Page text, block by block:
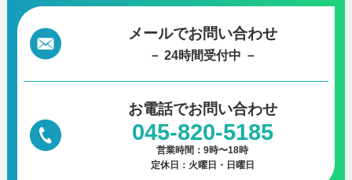
メールでお問い合わせ
－ 24時間受付中 －
お電話でお問い合わせ
045-820-5185
営業時間：9時〜18時
定休日：火曜日・日曜日